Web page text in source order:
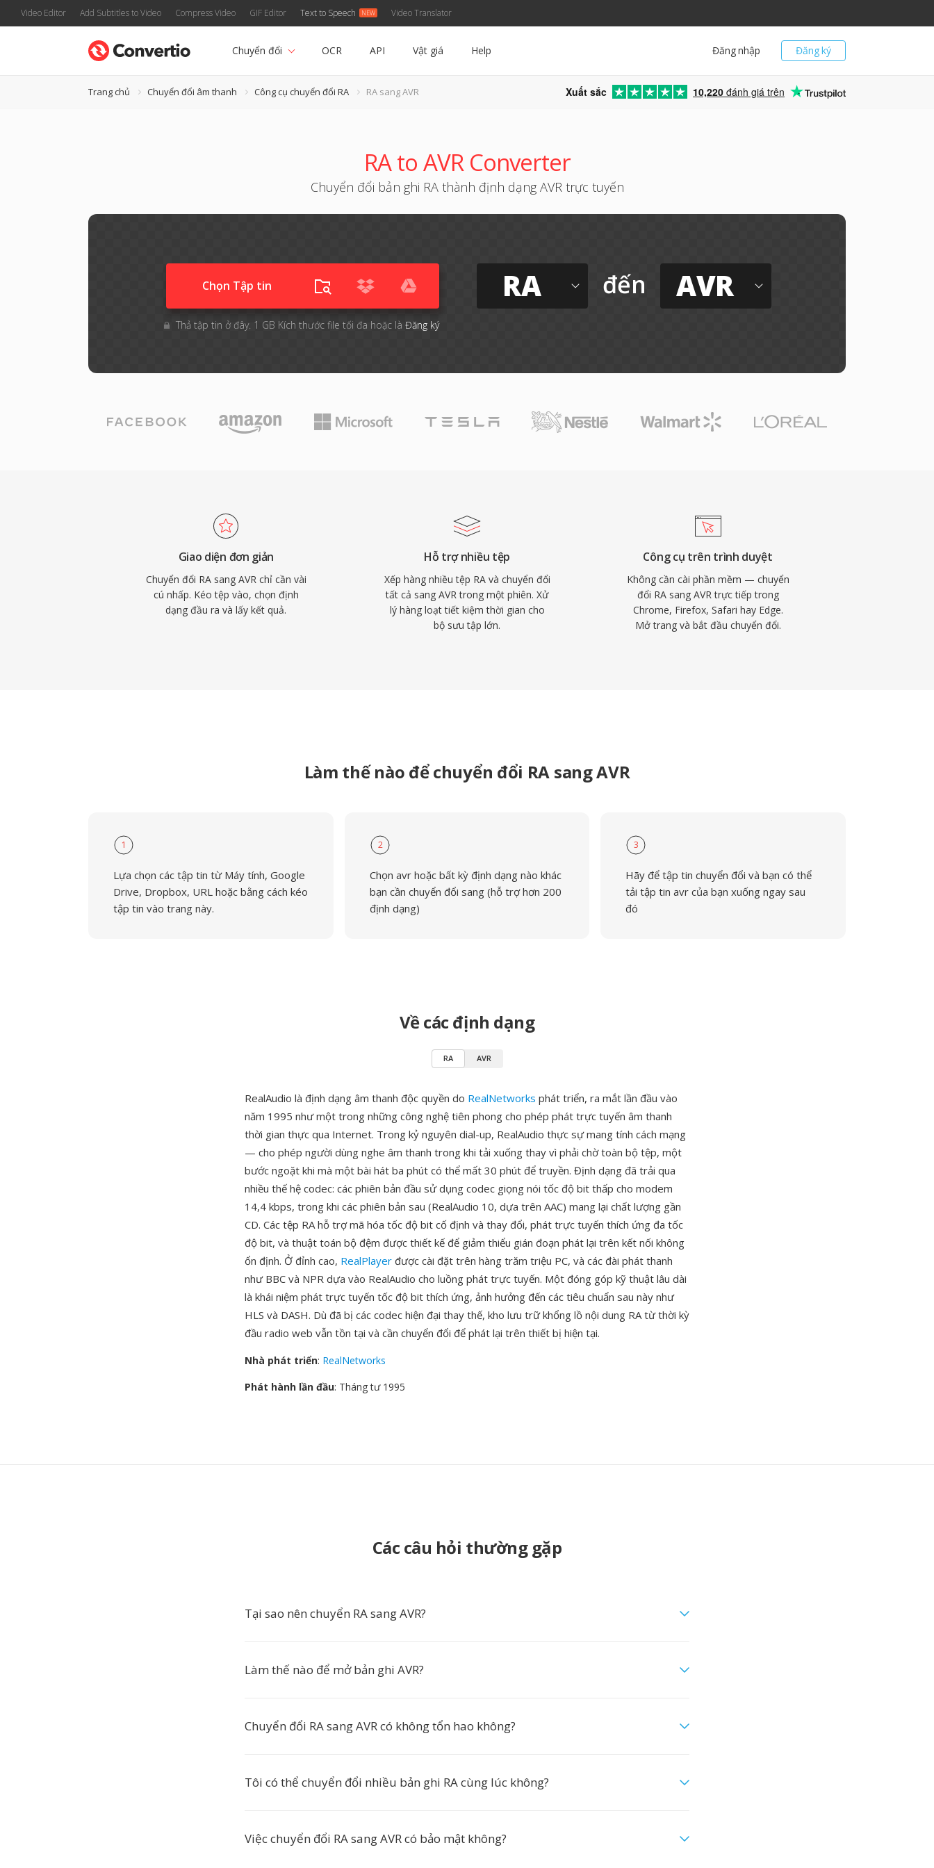
Video Editor Add Subtitles to Video Compress Video GIF Editor Text to Speech Video Translator
Đăng ký
Đăng nhập
Chuyển đổi OCR API Vật giá Help
Trang chủ Chuyển đổi âm thanh Công cụ chuyển đổi RA RA sang AVR Xuất sắc 10,220 đánh giá trên
RA to AVR Converter
Chuyển đổi bản ghi RA thành định dạng AVR trực tuyến
Chọn Tập tin
Thả tập tin ở đây. 1 GB Kích thước file tối đa hoặc là Đăng ký
RA đến AVR
Giao diện đơn giản
Chuyển đổi RA sang AVR chỉ cần vài
cú nhấp. Kéo tệp vào, chọn định
dạng đầu ra và lấy kết quả.
Hỗ trợ nhiều tệp
Xếp hàng nhiều tệp RA và chuyển đổi
tất cả sang AVR trong một phiên. Xử
lý hàng loạt tiết kiệm thời gian cho
bộ sưu tập lớn.
Công cụ trên trình duyệt
Không cần cài phần mềm — chuyển
đổi RA sang AVR trực tiếp trong
Chrome, Firefox, Safari hay Edge.
Mở trang và bắt đầu chuyển đổi.
Làm thế nào để chuyển đổi RA sang AVR
1
Lựa chọn các tập tin từ Máy tính, Google
Drive, Dropbox, URL hoặc bằng cách kéo
tập tin vào trang này.
2
Chọn avr hoặc bất kỳ định dạng nào khác
bạn cần chuyển đổi sang (hỗ trợ hơn 200
định dạng)
3
Hãy để tập tin chuyển đổi và bạn có thể
tải tập tin avr của bạn xuống ngay sau
đó
Về các định dạng
RA AVR
RealAudio là định dạng âm thanh độc quyền do RealNetworks phát triển, ra mắt lần đầu vào
năm 1995 như một trong những công nghệ tiên phong cho phép phát trực tuyến âm thanh
thời gian thực qua Internet. Trong kỷ nguyên dial-up, RealAudio thực sự mang tính cách mạng
— cho phép người dùng nghe âm thanh trong khi tải xuống thay vì phải chờ toàn bộ tệp, một
bước ngoặt khi mà một bài hát ba phút có thể mất 30 phút để truyền. Định dạng đã trải qua
nhiều thế hệ codec: các phiên bản đầu sử dụng codec giọng nói tốc độ bit thấp cho modem
14,4 kbps, trong khi các phiên bản sau (RealAudio 10, dựa trên AAC) mang lại chất lượng gần
CD. Các tệp RA hỗ trợ mã hóa tốc độ bit cố định và thay đổi, phát trực tuyến thích ứng đa tốc
độ bit, và thuật toán bộ đệm được thiết kế để giảm thiểu gián đoạn phát lại trên kết nối không
ổn định. Ở đỉnh cao, RealPlayer được cài đặt trên hàng trăm triệu PC, và các đài phát thanh
như BBC và NPR dựa vào RealAudio cho luồng phát trực tuyến. Một đóng góp kỹ thuật lâu dài
là khái niệm phát trực tuyến tốc độ bit thích ứng, ảnh hưởng đến các tiêu chuẩn sau này như
HLS và DASH. Dù đã bị các codec hiện đại thay thế, kho lưu trữ khổng lồ nội dung RA từ thời kỳ
đầu radio web vẫn tồn tại và cần chuyển đổi để phát lại trên thiết bị hiện tại.
Nhà phát triển: RealNetworks
Phát hành lần đầu: Tháng tư 1995
Các câu hỏi thường gặp
Tại sao nên chuyển RA sang AVR?
Làm thế nào để mở bản ghi AVR?
Chuyển đổi RA sang AVR có không tổn hao không?
Tôi có thể chuyển đổi nhiều bản ghi RA cùng lúc không?
Việc chuyển đổi RA sang AVR có bảo mật không?